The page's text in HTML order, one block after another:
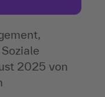
2025 von